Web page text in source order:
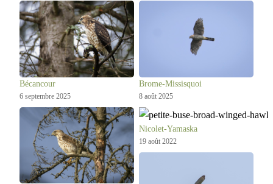
Bécancour
6 septembre 2025
Brome-Missisquoi
8 août 2025
Nicolet-Yamaska
19 août 2022